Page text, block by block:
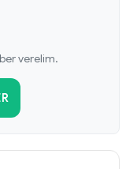
verelim.